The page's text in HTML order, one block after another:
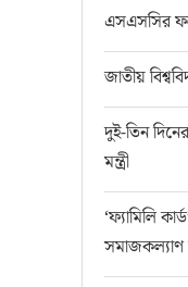
এসএসসির
জাতীয়
দুই-তিন
মন্ত্রী
‘ফ্যামিলি
সমাজকল্যাণ